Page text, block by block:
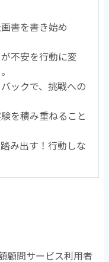
k
書を書き始め
不安を行動に変
ックで、挑戦への
を積み重ねること
み出す！行動しな
顧問サービス利用者